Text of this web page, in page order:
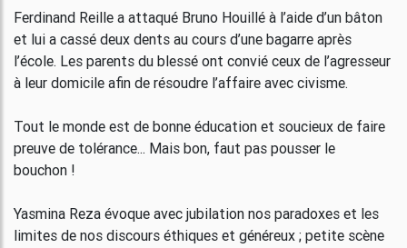
Ferdinand Reille a attaqué Bruno Houillé à l’aide d’un bâton
et lui a cassé deux dents au cours d’une bagarre après
l’école. Les parents du blessé ont convié ceux de l’agresseur
à leur domicile afin de résoudre l’affaire avec civisme.
Tout le monde est de bonne éducation et soucieux de faire
preuve de tolérance... Mais bon, faut pas pousser le
bouchon !
Yasmina Reza évoque avec jubilation nos paradoxes et les
limites de nos discours éthiques et généreux ; petite scène